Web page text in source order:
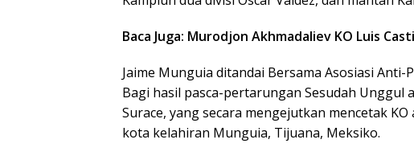
Baca Juga: Murodjon Akhmadaliev KO Luis
Jaime Munguia ditandai Bersama Asosiasi
Bagi hasil pasca-pertarungan Sesudah Unggul
Surace, yang secara mengejutkan mencetak
kota kelahiran Munguia, Tijuana, Meksiko.